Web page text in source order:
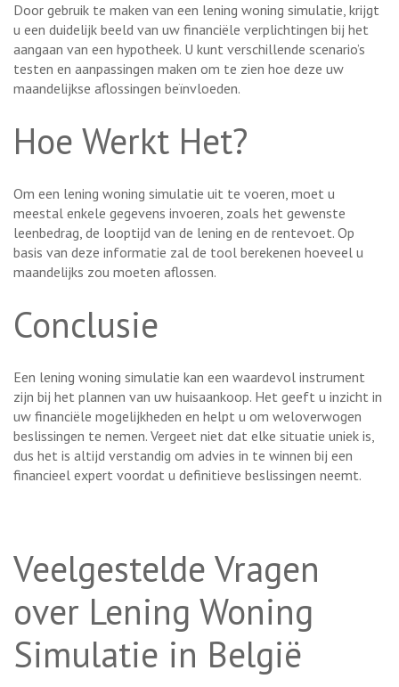
Door gebruik te maken van een lening woning simulatie, krijgt
u een duidelijk beeld van uw financiële verplichtingen bij het
aangaan van een hypotheek. U kunt verschillende scenario’s
testen en aanpassingen maken om te zien hoe deze uw
maandelijkse aflossingen beïnvloeden.
Hoe Werkt Het?
Om een lening woning simulatie uit te voeren, moet u
meestal enkele gegevens invoeren, zoals het gewenste
leenbedrag, de looptijd van de lening en de rentevoet. Op
basis van deze informatie zal de tool berekenen hoeveel u
maandelijks zou moeten aflossen.
Conclusie
Een lening woning simulatie kan een waardevol instrument
zijn bij het plannen van uw huisaankoop. Het geeft u inzicht in
uw financiële mogelijkheden en helpt u om weloverwogen
beslissingen te nemen. Vergeet niet dat elke situatie uniek is,
dus het is altijd verstandig om advies in te winnen bij een
financieel expert voordat u definitieve beslissingen neemt.
Veelgestelde Vragen
over Lening Woning
Simulatie in België